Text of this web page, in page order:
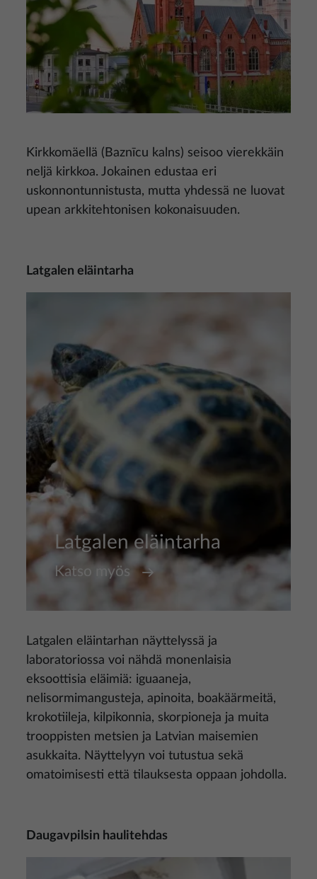
Kirkkomäellä (Baznīcu kalns) seisoo vierekkäin
neljä kirkkoa. Jokainen edustaa eri
uskonnontunnistusta, mutta yhdessä ne luovat
upean arkkitehtonisen kokonaisuuden.
Latgalen eläintarha
Latgalen eläintarha
Katso myös
Latgalen eläintarhan näyttelyssä ja
laboratoriossa voi nähdä monenlaisia
eksoottisia eläimiä: iguaaneja,
nelisormimangusteja, apinoita, boakäärmeitä,
krokotiileja, kilpikonnia, skorpioneja ja muita
trooppisten metsien ja Latvian maisemien
asukkaita. Näyttelyyn voi tutustua sekä
omatoimisesti että tilauksesta oppaan johdolla.
Daugavpilsin haulitehdas